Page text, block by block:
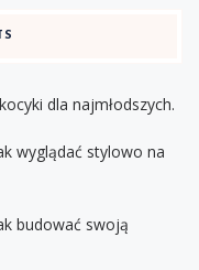
dla najmłodszych.
wyglądać stylowo na
budować swoją